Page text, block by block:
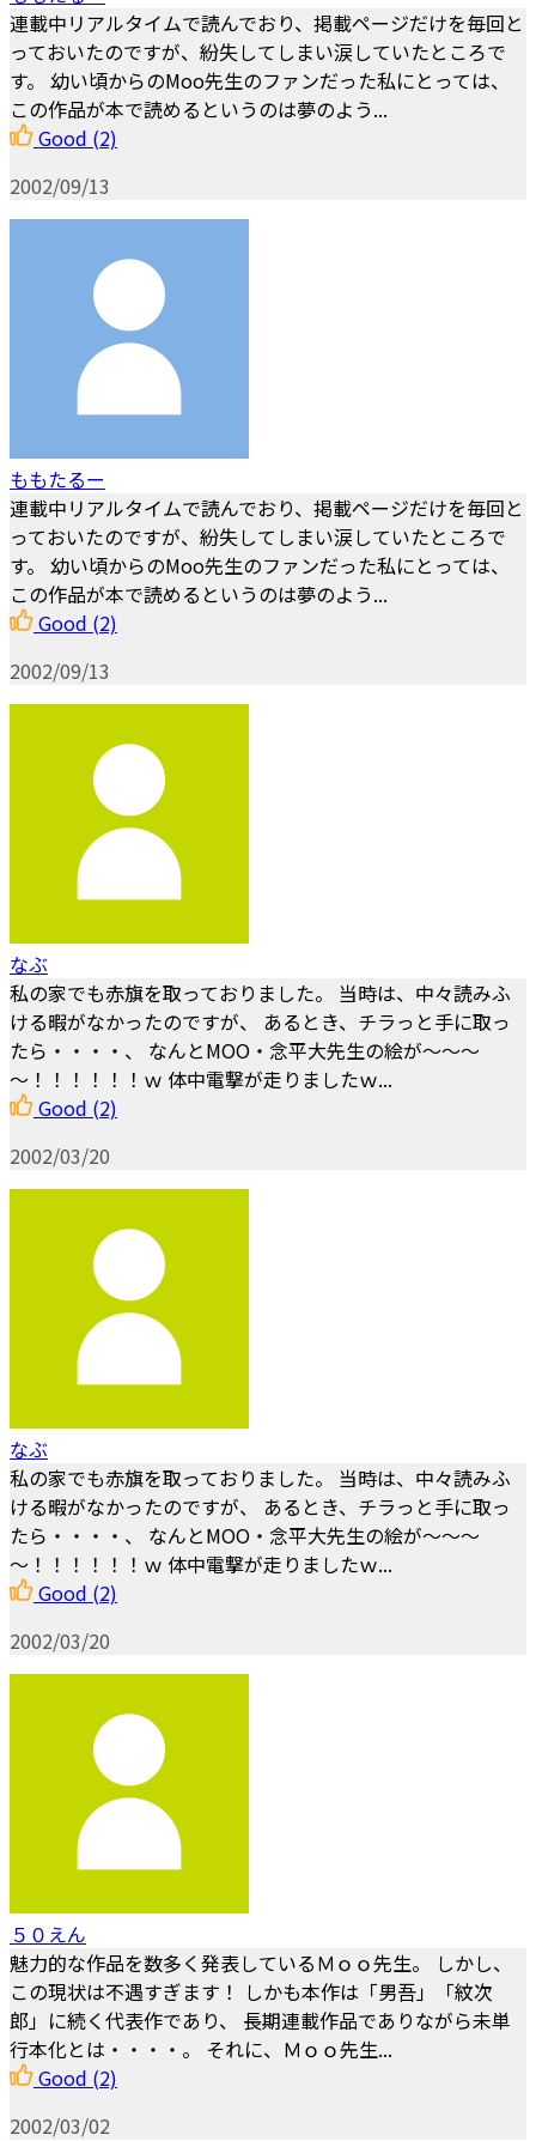
連載中リアルタイムで読んでおり、掲載ページだけを毎回と
っておいたのですが、紛失してしまい涙していたところで
す。 幼い頃からのMoo先生のファンだった私にとっては、
この作品が本で読めるというのは夢のよう...
Good (2)
2002/09/13
ももたるー
連載中リアルタイムで読んでおり、掲載ページだけを毎回と
っておいたのですが、紛失してしまい涙していたところで
す。 幼い頃からのMoo先生のファンだった私にとっては、
この作品が本で読めるというのは夢のよう...
Good (2)
2002/09/13
なぶ
私の家でも赤旗を取っておりました。 当時は、中々読みふ
ける暇がなかったのですが、 あるとき、チラっと手に取っ
たら・・・・、 なんとMOO・念平大先生の絵が～～～
～！！！！！！ｗ 体中電撃が走りましたｗ...
Good (2)
2002/03/20
なぶ
私の家でも赤旗を取っておりました。 当時は、中々読みふ
ける暇がなかったのですが、 あるとき、チラっと手に取っ
たら・・・・、 なんとMOO・念平大先生の絵が～～～
～！！！！！！ｗ 体中電撃が走りましたｗ...
Good (2)
2002/03/20
５０えん
魅力的な作品を数多く発表しているＭｏｏ先生。 しかし、
この現状は不遇すぎます！ しかも本作は「男吾」「紋次
郎」に続く代表作であり、 長期連載作品でありながら未単
行本化とは・・・・。 それに、Ｍｏｏ先生...
Good (2)
2002/03/02